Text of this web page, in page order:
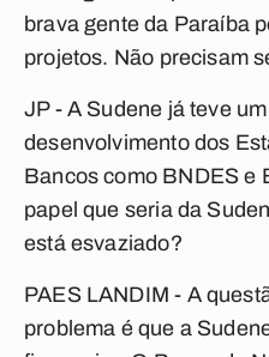
brava gente da Paraíba
projetos. Não precisam
JP - A Sudene já teve
desenvolvimento dos
Bancos como BNDES e
papel que seria da
está esvaziado?
PAES LANDIM - A
problema é que a